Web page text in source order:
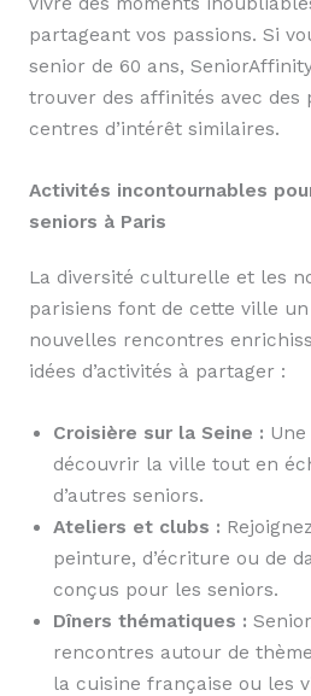
partageant vos passions. Si
senior de 60 ans,
trouver des affinités avec des
centres d’intérêt similaires.
Activités incontournables
seniors à Paris
La diversité culturelle et les
parisiens font de cette ville
nouvelles rencontres
idées d’activités à partager :
Croisière sur la Seine :
découvrir la ville tout en
d’autres seniors.
Ateliers et clubs :
peinture, d’écriture ou de
conçus pour les seniors.
Dîners thématiques :
rencontres autour de
la cuisine française ou les